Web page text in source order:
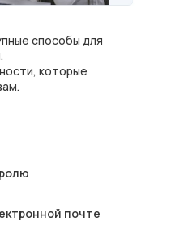
способы для
которые
почте